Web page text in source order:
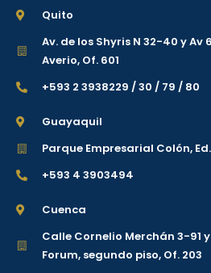
Quito
Av. de los Shyris N 32-40 y Av
Averio, Of. 601
+593 2 3938229 / 30 / 79 / 80
Guayaquil
Parque Empresarial Colón,
+593 4 3903494
Cuenca
Calle Cornelio Merchán 3-91
Forum, segundo piso, Of. 203